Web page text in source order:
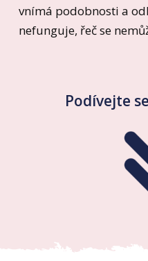
vnímá podobnosti a
nefunguje, řeč se
Podívejte